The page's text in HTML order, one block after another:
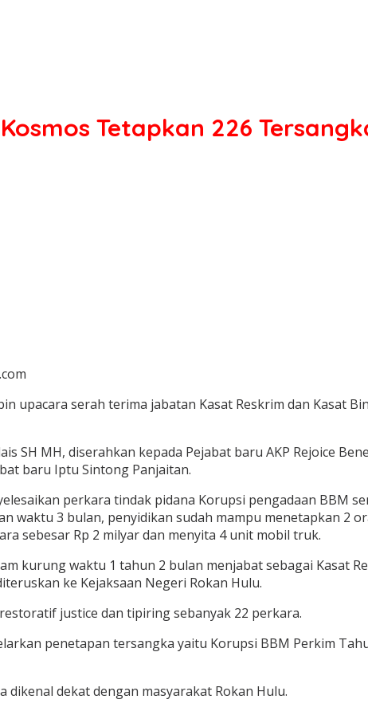
Tetapkan 226
upacara serah terima jabatan Kasat Reskrim dan Kasat
SH MH, diserahkan kepada Pejabat baru AKP Rejoice
baru Iptu Sintong Panjaitan.
perkara tindak pidana Korupsi pengadaan BBM
waktu 3 bulan, penyidikan sudah mampu menetapkan 2
sebesar Rp 2 milyar dan menyita 4 unit mobil truk.
kurung waktu 1 tahun 2 bulan menjabat sebagai Kasat
ke Kejaksaan Negeri Rokan Hulu.
justice dan tipiring sebanyak 22 perkara.
penetapan tersangka yaitu Korupsi BBM Perkim
dikenal dekat dengan masyarakat Rokan Hulu.